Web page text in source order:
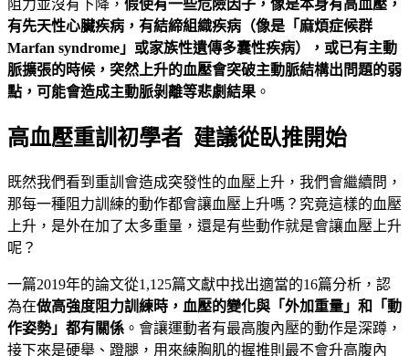
阻力並沒有下降， 假使有一些危險因子，像是本身有高血壓，
有先天性心臟疾病，有結締組織疾病（像是「麻煩症候群
Marfan syndrome」或家族性遺傳多囊性疾病），或已有主動
脈擴張的時候，突然上升的血壓會突破主動脈結構出問題的弱
點，可能會造成主動脈剝離等悲劇結果 。
高血壓重訓初學者 建議從臥推開始
既然我們看到重訓會造成突發性的血壓上升，我們會繼續問，
那每一種阻力訓練的動作都會讓血壓上升嗎？究竟這樣的血壓
上升，是外在加了太多重量，還是有些動作就是會讓血壓上升
呢？
一篇2019年的論文從1,125篇文獻中找出適當的16篇分析，認
為在做高強度阻力訓練時，血壓的變化與「外加重量」和「動
作姿勢」都有關係 。會讓運動者有最高腹內壓的動作是深蹲，
接下來是硬舉、蹬腿，用來練胸肌的握推則最不會升高腹內